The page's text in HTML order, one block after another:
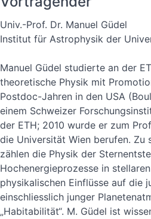
Univ.-Prof. Dr. Manuel Güdel
Institut für Astrophysik der
Manuel Güdel studierte an der
theoretische Physik mit
Postdoc-Jahren in den USA
einem Schweizer
der ETH; 2010 wurde er zum
die Universität Wien berufen. Zu
zählen die Physik der
Hochenergieprozesse in
physikalischen Einflüsse auf die
einschliesslich junger
„Habitabilität“. M. Güdel ist